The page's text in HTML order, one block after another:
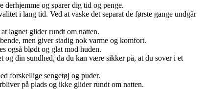
derhjemme og sparer dig tid og penge.
i lang tid. Ved at vaske det separat de første gange undgår
lagnet glider rundt om natten.
men giver stadig nok varme og komfort.
også blødt og glat mod huden.
din sundhed, da du kan være sikker på, at du sover i et
forskellige sengetøj og puder.
på plads og ikke glider rundt om natten.